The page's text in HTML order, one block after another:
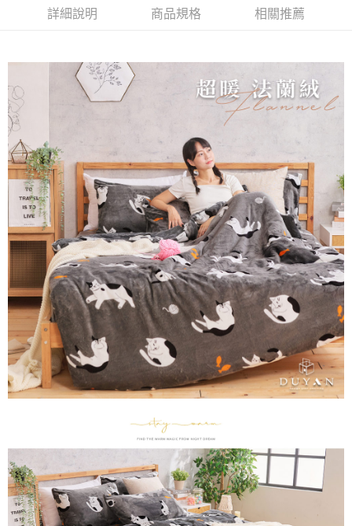
台灣樂天信用卡公司
大哥付你分期
1.本服務由台灣大哥大提供，台灣大哥大用戶可立即使用無須另外申請。
2.付款方式選擇「大哥付你分期」，訂單成立後會自動跳轉到大哥付的交易
流程，驗證手機門號後，選擇欲分期的期數、繳款截止日，確認付款後即完
3.實際核准額度、可分期數及費用金額請依後續交易確認頁面所載為準。
4.訂單成立30分鐘內，如未前往確認交易或遇審核未通過，訂單將自動取
消。如遇「轉專審核」未通過狀況，表示未達大哥付你分期系統評分，恕無
法說明評估內容。
【繳款方式說明】
1.分期款項不併入電信帳單，「大哥付你分期」於每月結算日後寄送繳費提
醒簡訊。
2.透過簡訊連結打開帳單後，可選擇「超商條碼／台灣大直營門市／銀行轉
帳／街口支付／iPASS MONEY」等通路繳費。
【注意事項】
1.本服務係由「台灣大哥大股份有限公司」（以下簡稱本公司）所提供，讓
用戶於交易時，得透過本服務購買商品或服務，並由商店將買賣／分期付款
買賣價金債權讓與本公司後，依約使用本公司帳單繳交帳款。
2.基於同意付款使用「大哥付你分期」之契約關係目的，商店將以您的個人
資料（包含姓名、電話或地址）提供予台灣大哥大進項蒐集、處理及利用，
由本公司與您本人進行分期帳單所需資料之確認、核對及更正。
3.完整用戶服務條款，請詳閱以下連結：
https://oppay.tw/userRule
AFTEE先享後付
相關說明
【關於「AFTEE先享後付」】
AFTEE先享後付是「在收到商品之後才付款」的支付方式。 讓您購物簡單
１．簡單：不需註冊會員、不需綁卡、不需儲值。
２．便利：只要手機號碼，簡訊認證，即可結帳。
３．安心：先確認商品／服務後，再付款。
【「AFTEE先享後付」結帳流程】
１．於結帳方式選擇「AFTEE先享後付」後，將跳轉至「AFTEE先享後付」
結帳頁面，進行簡訊認證並確認金額後，即可完成結帳。
２．訂單成立數日內，您將收到繳費通知簡訊。
３．收到繳費通知簡訊後14天內，點擊此簡訊中的連結，可透過四大超商／
ATM／網路銀行／等多元方式進行付款，方視為交易完成。
※ 請注意：結帳手續完成當下不需立刻繳費，但若您需要取消訂單，請聯絡
購買商品的店家。未經商家同意取消之訂單仍視為有效，需透過AFTEE先享
後付繳納相關費用。
※ 交易是否成功請以「AFTEE先享後付 」之結帳頁面顯示為準，若有關於
是否繳費成功／繳費後需取消欲退款等相關疑問，請聯繫「AFTEE先享後付
客戶支援中心」 https://netprotections.freshdesk.com/support/home
【注意事項】
易，需依本服務之必要範圍內提供個人資料，並將交易相關給付款項請求債
２．關於個人資料處理事宜，請瀏覽以下網址：
https://aftee.tw/terms/#terms3
３．未成年的使用者請事先徵得法定代理人或監護人之同意方可使用
「AFTEE先享後付」，若未經同意申辦者引起之損失，本公司不負相關責
任。
４．使用「AFTEE先享後付」時，將依據個別帳號之用戶狀況，依本公司即
Hami Point
相關說明
「Hami Point」為中華電信所提供之點數服務，可於會員專區綁定中華電信
會員帳號後，即可在購物車使用 Hami Point 折抵消費金額 (1點等於1元)。
ATM付款
運送方式
全家取貨付款
每筆NT$60，滿NT$699(含以上)免運費
付款後全家取貨
每筆NT$60，滿NT$699(含以上)免運費
7-11取貨付款
每筆NT$60，滿NT$999(含以上)免運費
付款後7-11取貨
每筆NT$80，滿NT$999(含以上)免運費
詳細說明 商品規格 相關推薦